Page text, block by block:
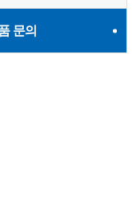
문의